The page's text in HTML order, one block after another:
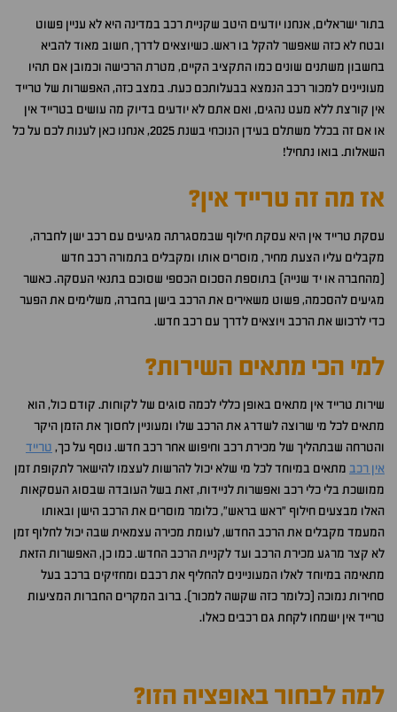
בתור ישראלים, אנחנו יודעים היטב שקניית רכב במדינה היא לא עניין פשוט
ובטח לא כזה שאפשר להקל בו ראש. כשיוצאים לדרך, חשוב מאוד להביא
בחשבון משתנים שונים כמו התקציב הקיים, מטרת הרכישה וכמובן אם תהיו
מעוניינים למכור רכב הנמצא בבעלותכם כעת. במצב כזה, האפשרות של טרייד
אין קורצת ללא מעט נהגים, ואם אתם לא יודעים בדיוק מה עושים בטרייד אין
או אם זה בכלל משתלם בעידן הנוכחי בשנת 2025, אנחנו כאן לענות לכם על כל
השאלות. בואו נתחיל!
אז מה זה טרייד אין?
עסקת טרייד אין היא עסקת חילוף שבמסגרתה מגיעים עם רכב ישן לחברה,
מקבלים עליו הצעת מחיר, מוסרים אותו ומקבלים בתמורה רכב חדש
(מהחברה או יד שנייה) בתוספת הסכום הכספי שסוכם בתנאי העסקה. כאשר
מגיעים להסכמה, פשוט משאירים את הרכב בישן בחברה, משלימים את הפער
כדי לרכוש את הרכב ויוצאים לדרך עם רכב חדש.
למי הכי מתאים השירות?
שירות טרייד אין מתאים באופן כללי לכמה סוגים של לקוחות. קודם כול, הוא
מתאים לכל מי שרוצה לשדרג את הרכב שלו ומעוניין לחסוך את הזמן היקר
והטרחה שבתהליך של מכירת רכב וחיפוש אחר רכב חדש. נוסף על כך, טרייד
אין רכב מתאים במיוחד לכל מי שלא יכול להרשות לעצמו להישאר לתקופת זמן
ממושכת בלי כלי רכב ואפשרות לניידות, זאת בשל העובדה שבסוג העסקאות
האלו מבצעים חילוף "ראש בראש", כלומר מוסרים את הרכב הישן ובאותו
המעמד מקבלים את הרכב החדש, לעומת מכירה עצמאית שבה יכול לחלוף זמן
לא קצר מרגע מכירת הרכב ועד לקניית הרכב החדש. כמו כן, האפשרות הזאת
מתאימה במיוחד לאלו המעוניינים להחליף את רכבם ומחזיקים ברכב בעל
סחירות נמוכה (כלומר כזה שקשה למכור). ברוב המקרים החברות המציעות
טרייד אין ישמחו לקחת גם רכבים כאלו.
למה לבחור באופציה הזו?